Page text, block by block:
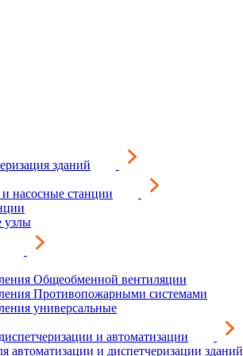
зданий
насосные станции
узлы
Общеобменной вентиляции
Противопожарными системами
универсальные
и автоматизации
автоматизации и диспетчеризации зданий